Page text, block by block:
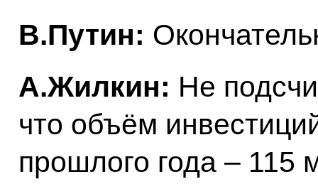
В.Путин:
А.Жилкин: Не
что объём
прошлого года – 115